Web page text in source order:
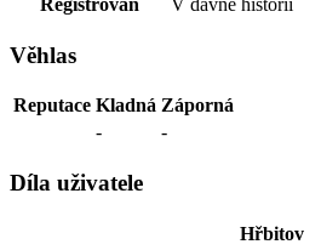
Registrován
V dávné historii
Věhlas
Reputace Kladná Záporná
-
-
Díla uživatele
Hřbitov